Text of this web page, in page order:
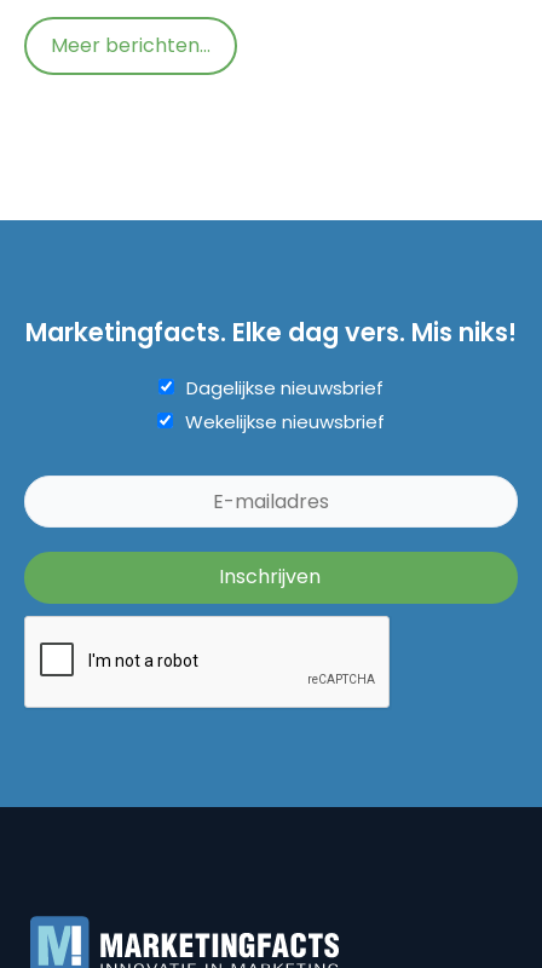
Meer berichten...
Marketingfacts. Elke dag vers. Mis niks!
Dagelijkse nieuwsbrief
Wekelijkse nieuwsbrief